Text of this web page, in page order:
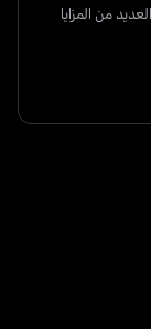
من المزايا